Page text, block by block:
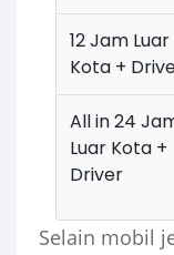
12 Jam Luar
Kota +
All in 24
Luar Kota +
Driver
Selain mobil